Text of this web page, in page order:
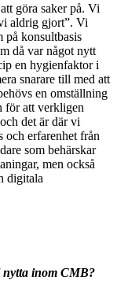
göra saker på. Vi
aldrig gjort”. Vi
på konsultbasis
då var något nytt
en hygienfaktor i
snarare till med att
en omställning
för att verkligen
det är där vi
och erfarenhet från
som behärskar
men också
digitala
nytta inom CMB?